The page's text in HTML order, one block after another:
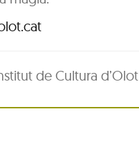
de Cultura d’Olot